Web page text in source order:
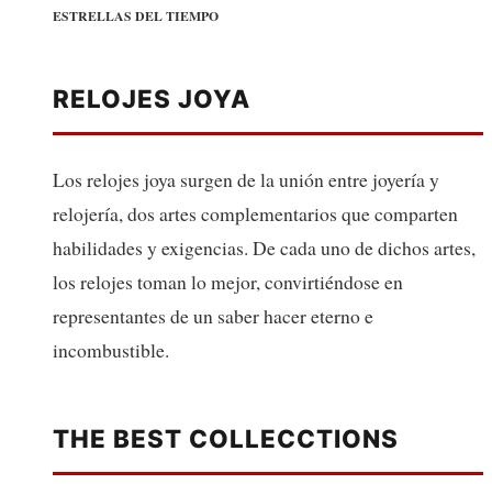
ESTRELLAS DEL TIEMPO
RELOJES JOYA
Los relojes joya surgen de la unión entre joyería y
relojería, dos artes complementarios que comparten
habilidades y exigencias. De cada uno de dichos artes,
los relojes toman lo mejor, convirtiéndose en
representantes de un saber hacer eterno e
incombustible.
THE BEST COLLECCTIONS